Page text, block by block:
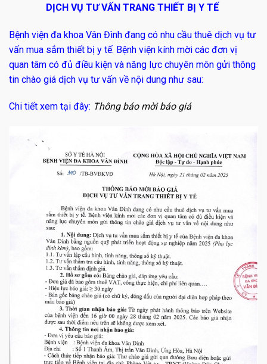
DỊCH VỤ TƯ VẤN TRANG THIẾT BỊ Y TẾ
Bệnh viện đa khoa Vân Đình đang có nhu cầu thuê dịch vụ tư
vấn mua sắm thiết bị y tế. Bệnh viện kính mời các đơn vị
quan tâm có đủ điều kiện và năng lực chuyên môn gửi thông
tin chào giá dịch vụ tư vấn về nội dung như sau:
Chi tiết xem tại đây: Thông báo mời báo giá